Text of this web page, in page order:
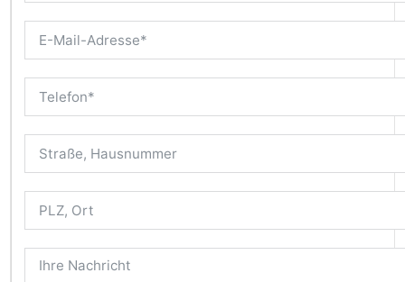
Auf Wunsch der Mieterin wurde die Einrichtung verändert.